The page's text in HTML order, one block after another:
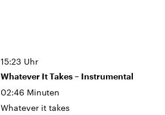
15:23 Uhr
Whatever It Takes – Instrumental
02:46 Minuten
Whatever it takes